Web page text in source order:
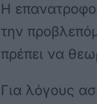
Η
την
πρέπει να
Για λόγους